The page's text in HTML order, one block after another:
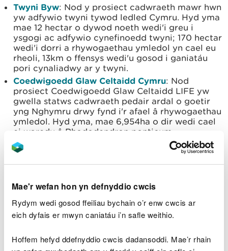
Mae'r wefan hon yn defnyddio cwcis
Rydym wedi gosod ffeiliau bychain o’r enw cwcis ar
eich dyfais er mwyn caniatáu i’n safle weithio.
Hoffem hefyd ddefnyddio cwcis dadansoddi. Mae’r rhain
Twyni Byw: Nod y prosiect cadwraeth mawr hwn
yw adfywio twyni tywod ledled Cymru. Hyd yma
mae 12 hectar o dywod noeth wedi'i greu i
ysgogi ac adfywio cynefinoedd twyni; 170 hectar
wedi'i dorri a rhywogaethau ymledol yn cael eu
rheoli, 13km o ffensys wedi'u gosod i ganiatáu
pori cynaliadwy ar y twyni.
Coedwigoedd Glaw Celtaidd Cymru: Nod
prosiect Coedwigoedd Glaw Celtaidd LIFE yw
gwella statws cadwraeth pedair ardal o goetir
yng Nghymru drwy fynd i'r afael â rhywogaethau
ymledol. Hyd yma, mae 6,954ha o dir wedi cael
ei waredu â Rhododendron ponticum –
rhywogaeth estron ymledol sy’n gallu tyfu mor
egnïol fel ei fod yn mygu planhigion eraill ac yn
gallu dominyddu coetiroedd.
2,500-erw, sy’n croesi ffin Cymru-Lloegr rhwng
Wrecsam a Swydd Amwythig, wedi’i chlirio o
goed a phrysgwydd, mae ffosydd wedi’u cronni a
byndiau wedi’u creu i adfer tablau dŵr y gors i
Yn gynharach eleni, cyhoeddwyd bod dau brosiect